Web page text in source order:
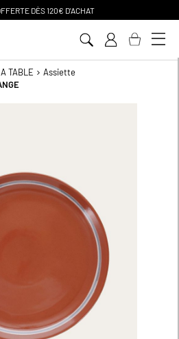
PAIEMENT EN 3 SANS FRAIS
TABLE
Assiette